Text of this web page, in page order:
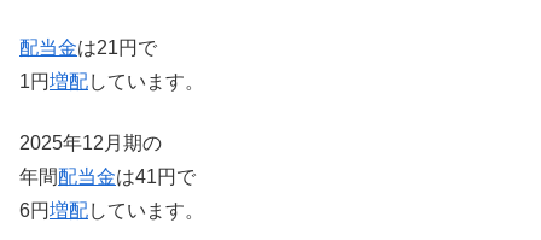
配当金は21円で
1円増配しています。
2025年12月期の
年間配当金は41円で
6円増配しています。